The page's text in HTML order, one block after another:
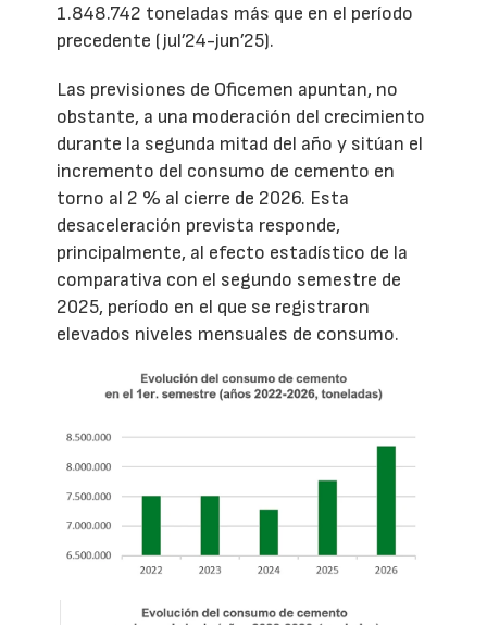
1.848.742 toneladas más que en el período
precedente (jul’24-jun’25).
Las previsiones de Oficemen apuntan, no
obstante, a una moderación del crecimiento
durante la segunda mitad del año y sitúan el
incremento del consumo de cemento en
torno al 2 % al cierre de 2026. Esta
desaceleración prevista responde,
principalmente, al efecto estadístico de la
comparativa con el segundo semestre de
2025, período en el que se registraron
elevados niveles mensuales de consumo.